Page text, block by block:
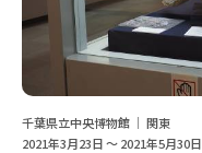
千葉県立中央博物館 ｜ 関東
2021年3月23日 ～ 2021年5月30日